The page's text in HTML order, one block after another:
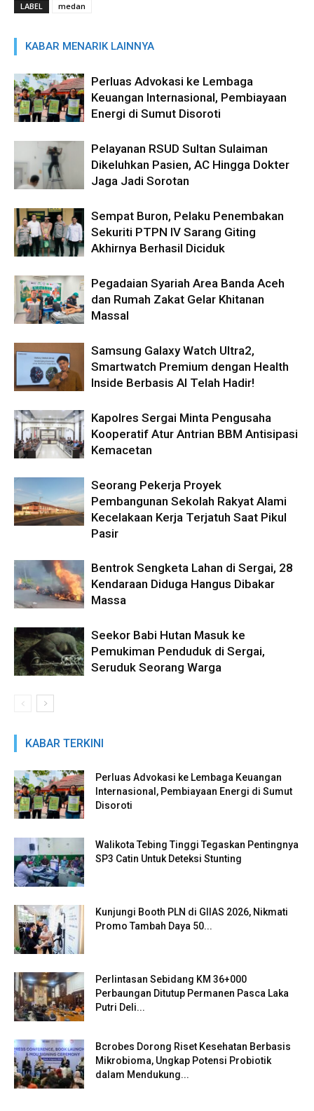
LABEL medan
KABAR MENARIK LAINNYA
Perluas Advokasi ke Lembaga
Keuangan Internasional, Pembiayaan
Energi di Sumut Disoroti
Pelayanan RSUD Sultan Sulaiman
Dikeluhkan Pasien, AC Hingga Dokter
Jaga Jadi Sorotan
Sempat Buron, Pelaku Penembakan
Sekuriti PTPN IV Sarang Giting
Akhirnya Berhasil Diciduk
Pegadaian Syariah Area Banda Aceh
dan Rumah Zakat Gelar Khitanan
Massal
Samsung Galaxy Watch Ultra2,
Smartwatch Premium dengan Health
Inside Berbasis AI Telah Hadir!
Kapolres Sergai Minta Pengusaha
Kooperatif Atur Antrian BBM Antisipasi
Kemacetan
Seorang Pekerja Proyek
Pembangunan Sekolah Rakyat Alami
Kecelakaan Kerja Terjatuh Saat Pikul
Pasir
Bentrok Sengketa Lahan di Sergai, 28
Kendaraan Diduga Hangus Dibakar
Massa
Seekor Babi Hutan Masuk ke
Pemukiman Penduduk di Sergai,
Seruduk Seorang Warga
KABAR TERKINI
Perluas Advokasi ke Lembaga Keuangan
Internasional, Pembiayaan Energi di Sumut
Disoroti
Walikota Tebing Tinggi Tegaskan Pentingnya
SP3 Catin Untuk Deteksi Stunting
Kunjungi Booth PLN di GIIAS 2026, Nikmati
Promo Tambah Daya 50...
Perlintasan Sebidang KM 36+000
Perbaungan Ditutup Permanen Pasca Laka
Putri Deli...
Bcrobes Dorong Riset Kesehatan Berbasis
Mikrobioma, Ungkap Potensi Probiotik
dalam Mendukung...